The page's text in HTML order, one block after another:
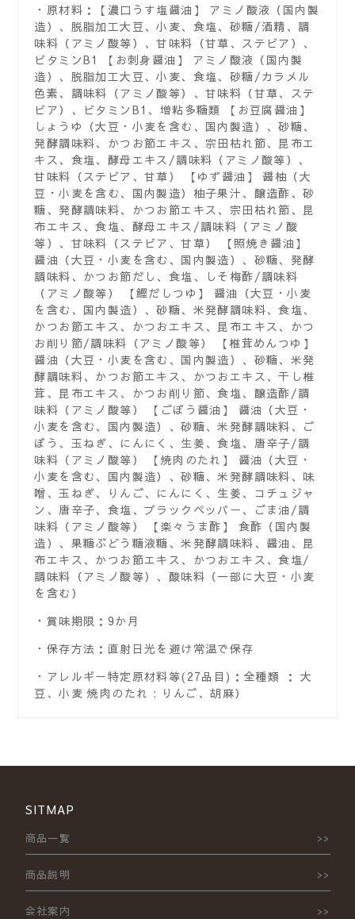
原材料：【濃口うす塩醤油】 アミノ酸液（国内製
造）、脱脂加工大豆、小麦、食塩、砂糖/酒精、調
味料（アミノ酸等）、甘味料（甘草、ステビア）、
ビタミンB1 【お刺身醤油】 アミノ酸液（国内製
造）、脱脂加工大豆、小麦、食塩、砂糖/カラメル
色素、調味料（アミノ酸等）、甘味料（甘草、ステ
ビア）、ビタミンB1、増粘多糖類 【お豆腐醤油】
しょうゆ（大豆・小麦を含む、国内製造）、砂糖、
発酵調味料、かつお節エキス、宗田枯れ節、昆布エ
キス、食塩、酵母エキス/調味料（アミノ酸等）、
甘味料（ステビア、甘草） 【ゆず醤油】 醤柚（大
豆・小麦を含む、国内製造）柚子果汁、醸造酢、砂
糖、発酵調味料、かつお節エキス、宗田枯れ節、昆
布エキス、食塩、酵母エキス/調味料（アミノ酸
等）、甘味料（ステビア、甘草） 【照焼き醤油】
醤油（大豆・小麦を含む、国内製造）、砂糖、発酵
調味料、かつお節だし、食塩、しそ梅酢/調味料
（アミノ酸等） 【鰹だしつゆ】 醤油（大豆・小麦
を含む、国内製造）、砂糖、米発酵調味料、食塩、
かつお節エキス、かつおエキス、昆布エキス、かつ
お削り節/調味料（アミノ酸等） 【椎茸めんつゆ】
醤油（大豆・小麦を含む、国内製造）、砂糖、米発
酵調味料、かつお節エキス、かつおエキス、干し椎
茸、昆布エキス、かつお削り節、食塩、醸造酢/調
味料（アミノ酸等） 【ごぼう醤油】 醤油（大豆・
小麦を含む、国内製造）、砂糖、米発酵調味料、ご
ぼう、玉ねぎ、にんにく、生姜、食塩、唐辛子/調
味料（アミノ酸等） 【焼肉のたれ】 醤油（大豆・
小麦を含む、国内製造）、砂糖、米発酵調味料、味
噌、玉ねぎ、りんご、にんにく、生姜、コチュジャ
ン、唐辛子、食塩、ブラックペッパー、ごま油/調
味料（アミノ酸等） 【楽々うま酢】 食酢（国内製
造）、果糖ぶどう糖液糖、米発酵調味料、醤油、昆
布エキス、かつお節エキス、かつおエキス、食塩/
調味料（アミノ酸等）、酸味料（一部に大豆・小麦
を含む）
賞味期限：9か月
保存方法：直射日光を避け常温で保存
アレルギー特定原材料等(27品目)：全種類 ： 大
豆、小麦 焼肉のたれ : りんご、胡麻）
SITMAP
商品一覧
商品説明
会社案内